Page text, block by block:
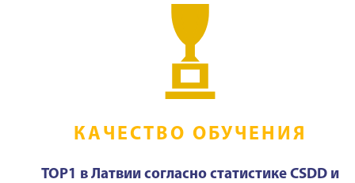
КАЧЕСТВО ОБУЧЕНИЯ
TOP1 в Латвии согласно статистике CSDD и